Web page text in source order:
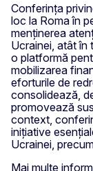
Conferința
loc la Roma în
menținerea
Ucrainei, atât în
o platformă
mobilizarea
eforturile de
consolidează,
promovează
context,
inițiative
Ucrainei,
Mai multe